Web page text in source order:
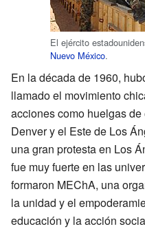
El ejército
Nuevo México.
En la década de 1960,
llamado el movimiento
acciones como huelgas
Denver y el Este de Los
una gran protesta en Los
fue muy fuerte en las
formaron MEChA, una
la unidad y el
educación y la acción